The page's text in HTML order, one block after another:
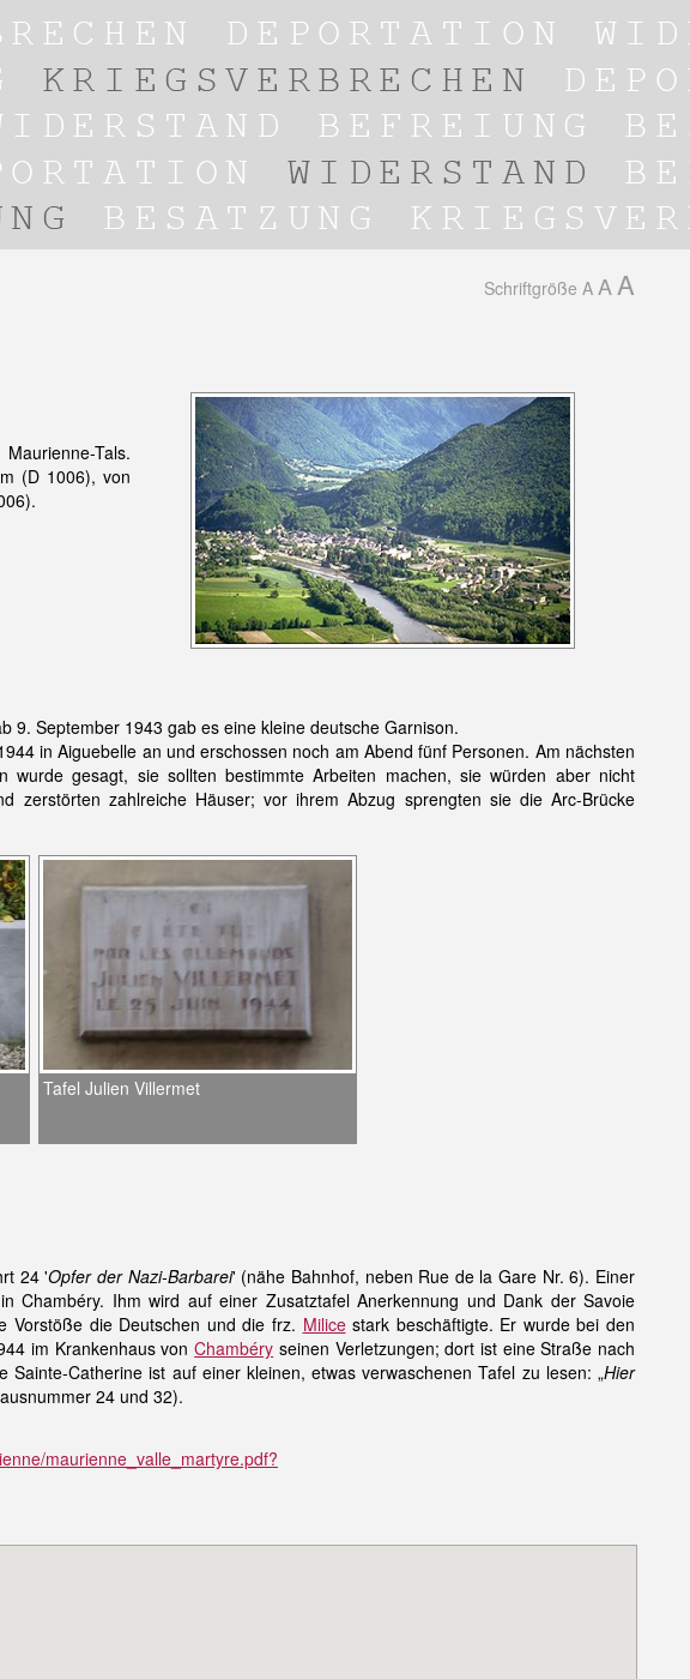
Schriftgröße A A A
Tals.
(D 1006), von
9. September 1943 gab es eine kleine deutsche Garnison.
in Aiguebelle an und erschossen noch am Abend fünf Personen. Am nächsten
gesagt, sie sollten bestimmte Arbeiten machen, sie würden aber nicht
zerstörten zahlreiche Häuser; vor ihrem Abzug sprengten sie die Arc-Brücke
Tafel Julien Villermet
24 'Opfer der Nazi-Barbarei' (nähe Bahnhof, neben Rue de la Gare Nr. 6). Einer
Ihm wird auf einer Zusatztafel Anerkennung und Dank der Savoie
Vorstöße die Deutschen und die frz. Milicestark beschäftigte. Er wurde bei den
im Krankenhaus vonChambéry seinen Verletzungen; dort ist eine Straße nach
Catherine ist auf einer kleinen, etwas verwaschenen Tafel zu lesen: „Hier
24 und 32).
maurienne_valle_martyre.pdf?